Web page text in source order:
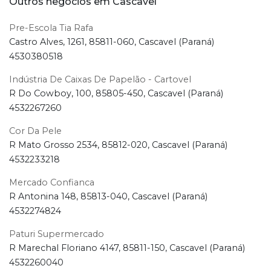
Pre-Escola Tia Rafa
Castro Alves, 1261, 85811-060, Cascavel (Paraná)
4530380518
Indústria De Caixas De Papelão - Cartovel
R Do Cowboy, 100, 85805-450, Cascavel (Paraná)
4532267260
Cor Da Pele
R Mato Grosso 2534, 85812-020, Cascavel (Paraná)
4532233218
Mercado Confianca
R Antonina 148, 85813-040, Cascavel (Paraná)
4532274824
Paturi Supermercado
R Marechal Floriano 4147, 85811-150, Cascavel (Paraná)
4532260040